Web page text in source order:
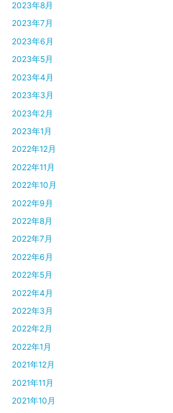
2023年8月
2023年7月
2023年6月
2023年5月
2023年4月
2023年3月
2023年2月
2023年1月
2022年12月
2022年11月
2022年10月
2022年9月
2022年8月
2022年7月
2022年6月
2022年5月
2022年4月
2022年3月
2022年2月
2022年1月
2021年12月
2021年11月
2021年10月